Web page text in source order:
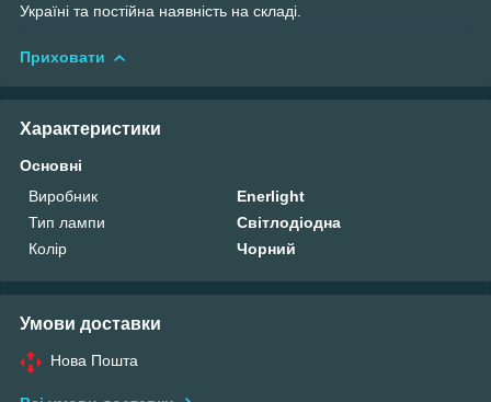
Україні та постійна наявність на складі.
Приховати
Характеристики
Основні
Виробник
Enerlight
Тип лампи
Світлодіодна
Колір
Чорний
Умови доставки
Нова Пошта